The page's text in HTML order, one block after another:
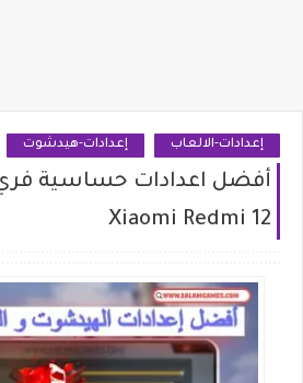
إعدادات-الالعاب إعدادات-هيدشوت
أفضل اعدادات حساسية فري
Xiaomi Redmi 12